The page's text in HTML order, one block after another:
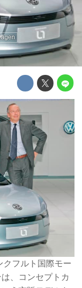
クフルト国際モー
、コンセプトカ